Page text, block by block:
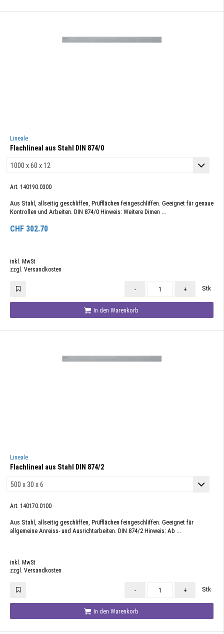
Lineale
Flachlineal aus Stahl DIN 874/0
Art. 140190.0300
Aus Stahl, allseitig geschliffen, Prüfflächen feingeschliffen. Geeignet für genaue
Kontrollen und Arbeiten. DIN 874/0 Hinweis: Weitere Dimen ...
CHF 302.70
inkl. MwSt
zzgl. Versandkosten
- + Stk
In den Warenkorb
Lineale
Flachlineal aus Stahl DIN 874/2
Art. 140170.0100
Aus Stahl, allseitig geschliffen, Prüfflächen feingeschliffen. Geeignet für
allgemeine Anreiss- und Ausrichtarbeiten. DIN 874/2 Hinweis: Ab ...
inkl. MwSt
zzgl. Versandkosten
- + Stk
In den Warenkorb